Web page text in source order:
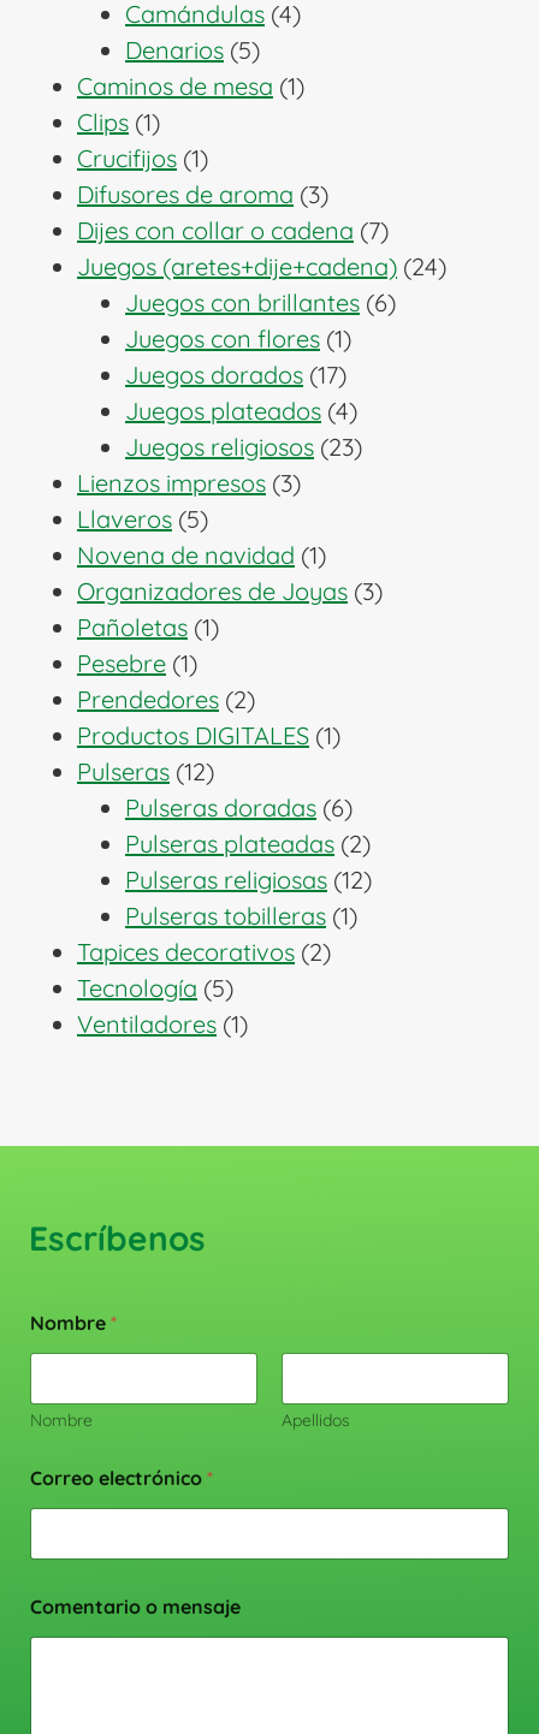
Camándulas 44
Denarios 55
productos
Caminos de mesa 11
Clips 11
producto
Crucifijos 11
producto
Difusores de aroma 33
productos
Dijes con collar o cadena 77
productos
Juegos (aretes+dije+cadena) 2424
Juegos con brillantes 66
Juegos con flores 11
producto
Juegos dorados 1717
productos
Juegos plateados 44
productos
Juegos religiosos 2323
Lienzos impresos 33
Llaveros 55
productos
Novena de navidad 11
producto
Organizadores de Joyas 33
Pañoletas 11
Pesebre 11
producto
Prendedores 22
productos
Productos DIGITALES 11
Pulseras 1212
productos
Pulseras doradas 66
productos
Pulseras plateadas 22
productos
Pulseras religiosas 1212
Pulseras tobilleras 11
Tapices decorativos 22
Tecnología 55
productos
Ventiladores 11
Escríbenos
Nombre *
Nombre Apellidos
Correo electrónico *
Comentario o mensaje